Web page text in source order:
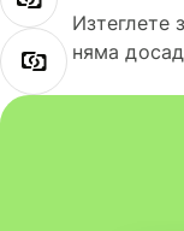
Изтеглете
няма